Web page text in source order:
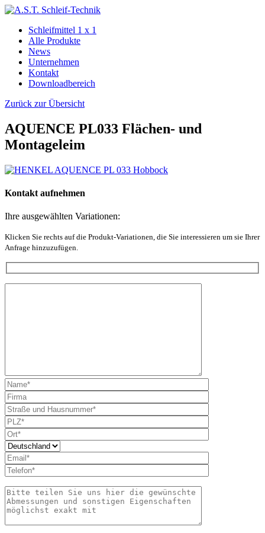
Schleifmittel 1 x 1
Alle Produkte
News
Unternehmen
Kontakt
Downloadbereich
Zurück zur Übersicht
AQUENCE PL033 Flächen- und
Montageleim
Kontakt aufnehmen
Ihre ausgewählten Variationen:
Klicken Sie rechts auf die Produkt-Variationen, die Sie interessieren um sie Ihrer
Anfrage hinzuzufügen.